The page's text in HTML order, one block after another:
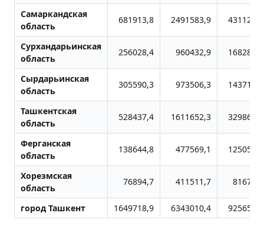
Самаркандская
область
681913,8 2491583,9
Сурхандарьинская
область
256028,4 960432,9
Сырдарьинская
область
305590,3 973506,3
Ташкентская
область
528437,4 1611652,3
Ферганская
область
138644,8 477569,1
Хорезмская
область
76894,7 411511,7
город Ташкент 1649718,9 6343010,4